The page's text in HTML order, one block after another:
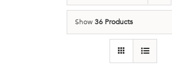
Show36 Products